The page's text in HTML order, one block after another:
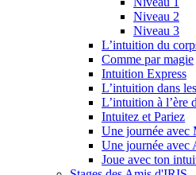
Niveau 2
Niveau 3
L’intuition du
Comme par magie
Intuition Express
L’intuition dans
L’intuition à l’ère
Intuitez et Pariez
Une journée avec
Une journée avec
Joue avec ton